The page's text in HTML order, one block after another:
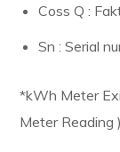
Coss Q :
Sn : Serial
*kWh Meter
Meter Reading )